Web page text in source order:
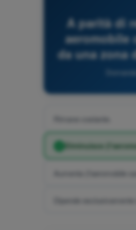
A parità di
aeromobile
da una zona
Diminuisce
Aumenta (l'aeromobile
Dipende esclusivamente